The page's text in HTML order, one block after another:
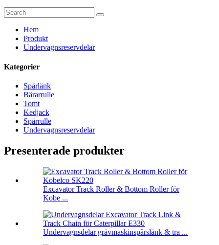
Hem
Produkt
Undervagnsreservdelar
Kategorier
Spårlänk
Bärarrulle
Tomt
Kedjack
Spårrulle
Undervagnsreservdelar
Presenterade produkter
Excavator Track Roller & Bottom Roller för
Kobe ...
Undervagnsdelar grävmaskinspårslänk & tra ...